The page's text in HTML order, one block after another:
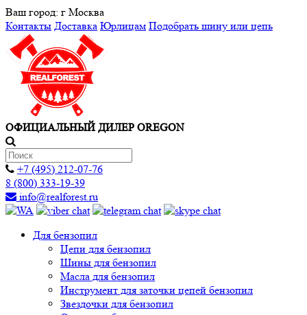
Ваш город: г Москва
Контакты Доставка Юрлицам Подобрать шину или цепь
ОФИЦИАЛЬНЫЙ ДИЛЕР OREGON
+7 (495) 212-07-76
8 (800) 333-19-39
info@realforest.ru
Для бензопил
Цепи для бензопил
Шины для бензопил
Масла для бензопил
Инструмент для заточки цепей бензопил
Звездочки для бензопил